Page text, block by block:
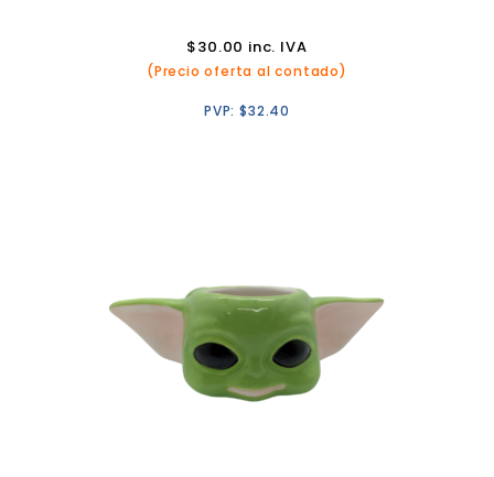
$30.00 inc. IVA
(Precio oferta al contado)
PVP:$32.40